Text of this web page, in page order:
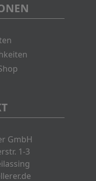
GmbH
1-3